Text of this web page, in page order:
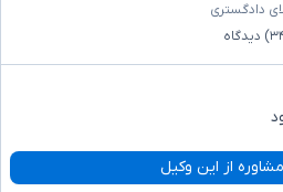
دادگستری
دیدگاه
از این وکیل